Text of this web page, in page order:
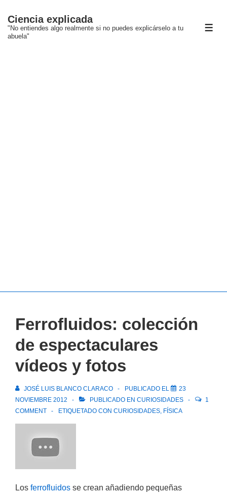
Saltar
Ciencia explicada
"No entiendes algo realmente si no puedes explicárselo a tu
abuela"
Ferrofluidos: colección
de espectaculares
vídeos y fotos
JOSÉ LUIS BLANCO CLARACO PUBLICADO EL
23
NOVIEMBRE 2012
PUBLICADO EN CURIOSIDADES
1
COMMENT
ETIQUETADO CON CURIOSIDADES, FÍSICA
Los ferrofluidos se crean añadiendo pequeñas